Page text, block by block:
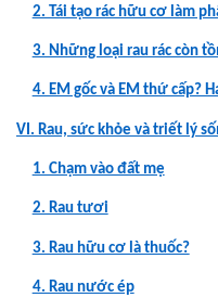
2. Tái tạo rác hữu cơ làm
3. Những loại rau rác còn
4. EM gốc và EM thứ cấp?
VI. Rau, sức khỏe và triết lý
1. Chạm vào đất mẹ
2. Rau tươi
3. Rau hữu cơ là thuốc?
4. Rau nước ép